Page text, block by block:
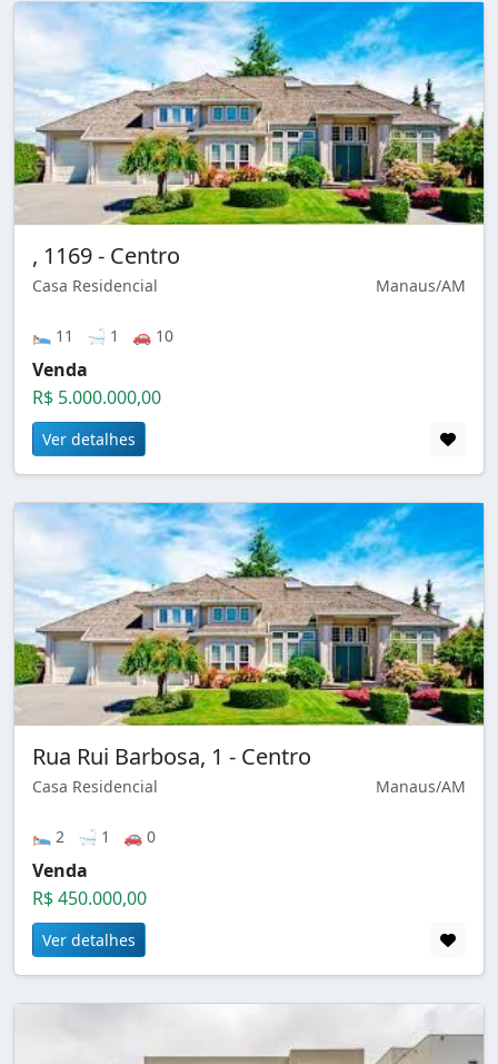
, 1169 - Centro
Casa Residencial Manaus/AM
🛌 11 🛁 1 🚗 10
Venda
R$ 5.000.000,00
Ver detalhes
Rua Rui Barbosa, 1 - Centro
Casa Residencial Manaus/AM
🛌 2 🛁 1 🚗 0
Venda
R$ 450.000,00
Ver detalhes